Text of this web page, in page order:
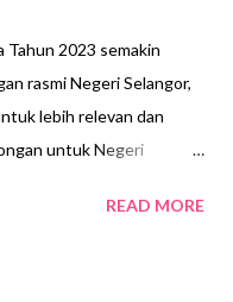
Tahun 2023 semakin
rasmi Negeri Selangor,
lebih relevan dan
untuk Negeri
pada tahun
READ MORE